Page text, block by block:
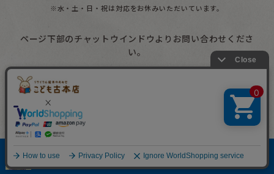
※水・土・日・祝は対応をお休みいただいています。
ページ下部のチャットウインドウよりお問い合わせくださ
い。
0568-68-8662